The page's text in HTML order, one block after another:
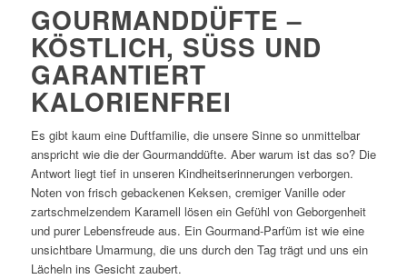
GOURMANDDÜFTE –
KÖSTLICH, SÜSS UND G
ARANTIERT K
ALORIENFREI
Es gibt kaum eine Duftfamilie, die unsere Sinne so unmittelbar
anspricht wie die der Gourmanddüfte. Aber warum ist das so? Die
Antwort liegt tief in unseren Kindheitserinnerungen verborgen.
Noten von frisch gebackenen Keksen, cremiger Vanille oder
zartschmelzendem Karamell lösen ein Gefühl von Geborgenheit
und purer Lebensfreude aus. Ein Gourmand-Parfüm ist wie eine
unsichtbare Umarmung, die uns durch den Tag trägt und uns ein
Lächeln ins Gesicht zaubert.